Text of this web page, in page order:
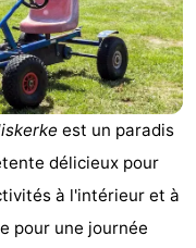
est un paradis
délicieux pour
à l'intérieur et à
pour une journée